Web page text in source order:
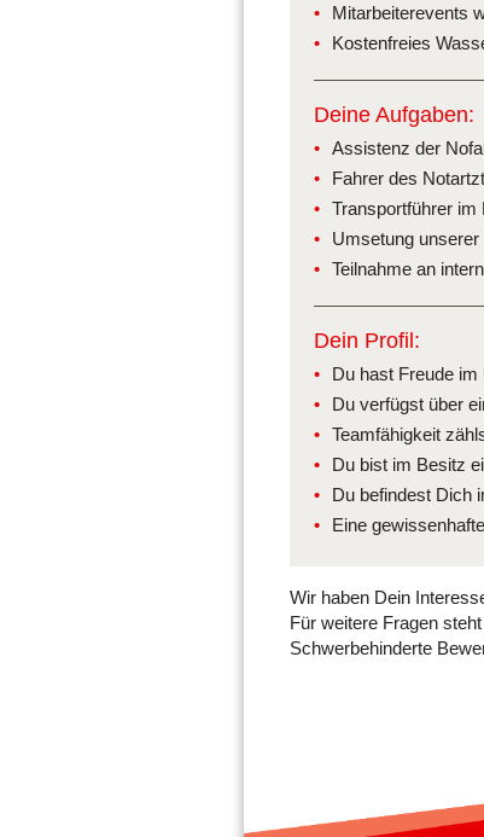
Mitarbeiterevents
Kostenfreies
Deine Aufgaben:
Assistenz der
Fahrer des
Transportführer im
Umsetung
Teilnahme an
Dein Profil:
Du hast Freude
Du verfügst über
Teamfähigkeit
Du bist im Besitz
Du befindest Dich
Eine
Wir haben Dein
Für weitere Fragen
Schwerbehinderte